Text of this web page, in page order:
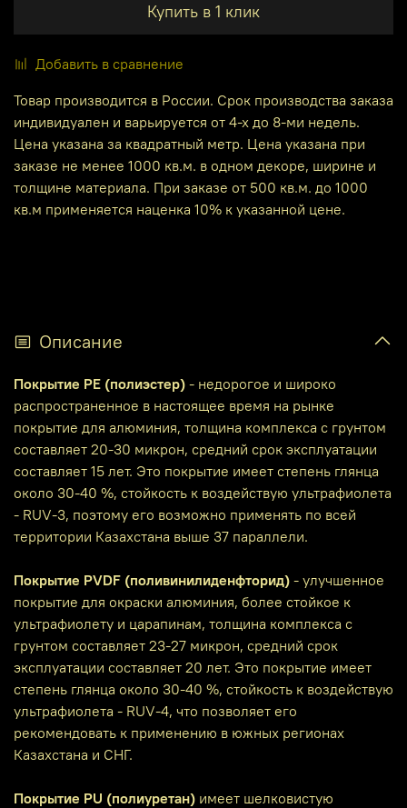
Купить в 1 клик
Добавить в сравнение
Товар производится в России. Срок производства заказа
индивидуален и варьируется от 4-х до 8-ми недель.
Цена указана за квадратный метр. Цена указана при
заказе не менее 1000 кв.м. в одном декоре, ширине и
толщине материала. При заказе от 500 кв.м. до 1000
кв.м применяется наценка 10% к указанной цене.
Описание
Покрытие PE (полиэстер) - недорогое и широко
распространенное в настоящее время на рынке
покрытие для алюминия, толщина комплекса с грунтом
составляет 20-30 микрон, средний срок эксплуатации
составляет 15 лет. Это покрытие имеет степень глянца
около 30-40 %, стойкость к воздействую ультрафиолета
- RUV-3, поэтому его возможно применять по всей
территории Казахстана выше 37 параллели.
Покрытие PVDF (поливинилиденфторид) - улучшенное
покрытие для окраски алюминия, более стойкое к
ультрафиолету и царапинам, толщина комплекса с
грунтом составляет 23-27 микрон, средний срок
эксплуатации составляет 20 лет. Это покрытие имеет
степень глянца около 30-40 %, стойкость к воздействую
ультрафиолета - RUV-4, что позволяет его
рекомендовать к применению в южных регионах
Казахстана и СНГ.
Покрытие PU (полиуретан) имеет шелковистую